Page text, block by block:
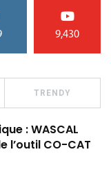
9,430
TRENDY
: WASCAL
l’outil CO-CAT